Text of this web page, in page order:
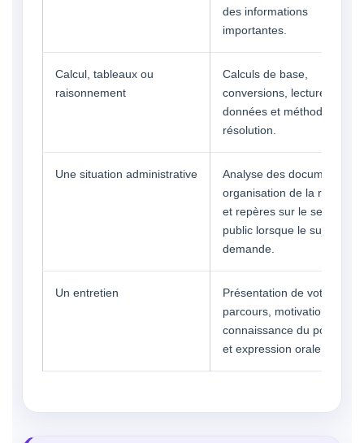
des informations
importantes.
Calcul, tableaux ou
raisonnement
Calculs de base,
conversions, lecture de
données et méthode de
résolution.
Une situation administrative
Analyse des documents,
organisation de la réponse
et repères sur le service
public lorsque le sujet le
demande.
Un entretien
Présentation de votre
parcours, motivation,
connaissance du poste visé
et expression orale.